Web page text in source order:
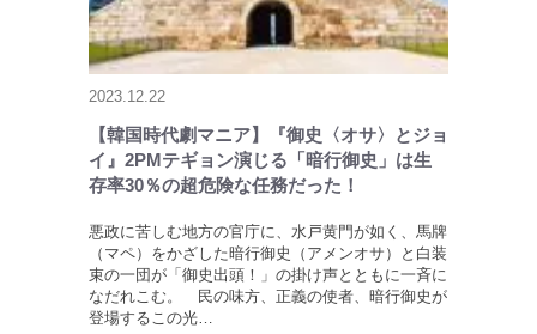
2023.12.22
【韓国時代劇マニア】『御史〈オサ〉とジョ
イ』2PMテギョン演じる「暗行御史」は生
存率30％の超危険な任務だった！
悪政に苦しむ地方の官庁に、水戸黄門が如く、馬牌
（マペ）をかざした暗行御史（アメンオサ）と白装
束の一団が「御史出頭！」の掛け声とともに一斉に
なだれこむ。 民の味方、正義の使者、暗行御史が
登場するこの光…